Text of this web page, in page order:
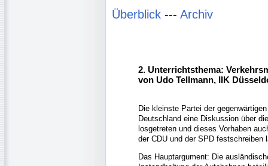
Überblick --- Archiv
2. Unterrichtsthema:
von Udo Tellmann, IIK
Die kleinste Partei der
Deutschland eine Diskussion über
losgetreten und dieses Vorhaben
der CDU und der SPD festschreiben
Das Hauptargument: Die